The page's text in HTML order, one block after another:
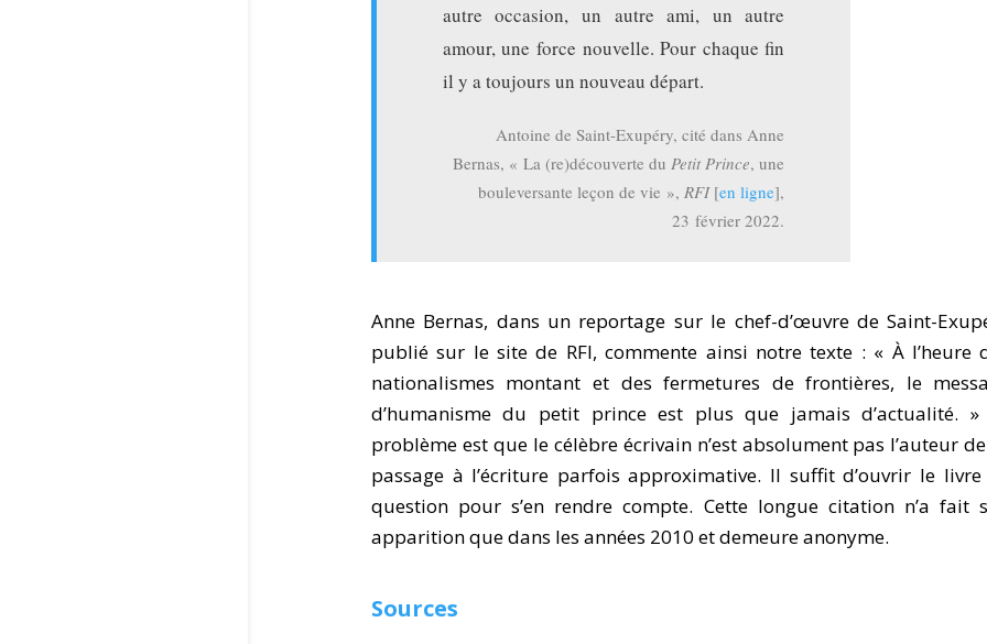
autre occasion, un autre ami, un autre
amour, une force nouvelle. Pour chaque fin
il y a toujours un nouveau départ.
Antoine de Saint-Exupéry, cité dans Anne
Bernas, « La (re)découverte du Petit Prince, une
bouleversante leçon de vie », RFI[en ligne],
23 février 2022.
Anne Bernas, dans un reportage sur le chef-d’œuvre de Saint-
publié sur le site de RFI, commente ainsi notre texte : « À l’heure
nationalismes montant et des fermetures de frontières, le
d’humanisme du petit prince est plus que jamais d’actualité. »
problème est que le célèbre écrivain n’est absolument pas l’auteur
passage à l’écriture parfois approximative. Il suffit d’ouvrir le livre
question pour s’en rendre compte. Cette longue citation n’a fait
apparition que dans les années 2010 et demeure anonyme.
Sources